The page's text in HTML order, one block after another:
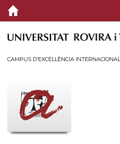
QUI SOM
FORMACIÓ I SUPORT
CONTACTEU
CAMPUS D'EXCEL·LÈNCIA